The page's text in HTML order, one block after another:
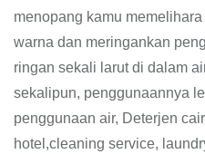
menopang kamu
warna dan meringankan
ringan sekali larut di dalam
sekalipun, penggunaannya
penggunaan air, Deterjen
hotel,cleaning service,